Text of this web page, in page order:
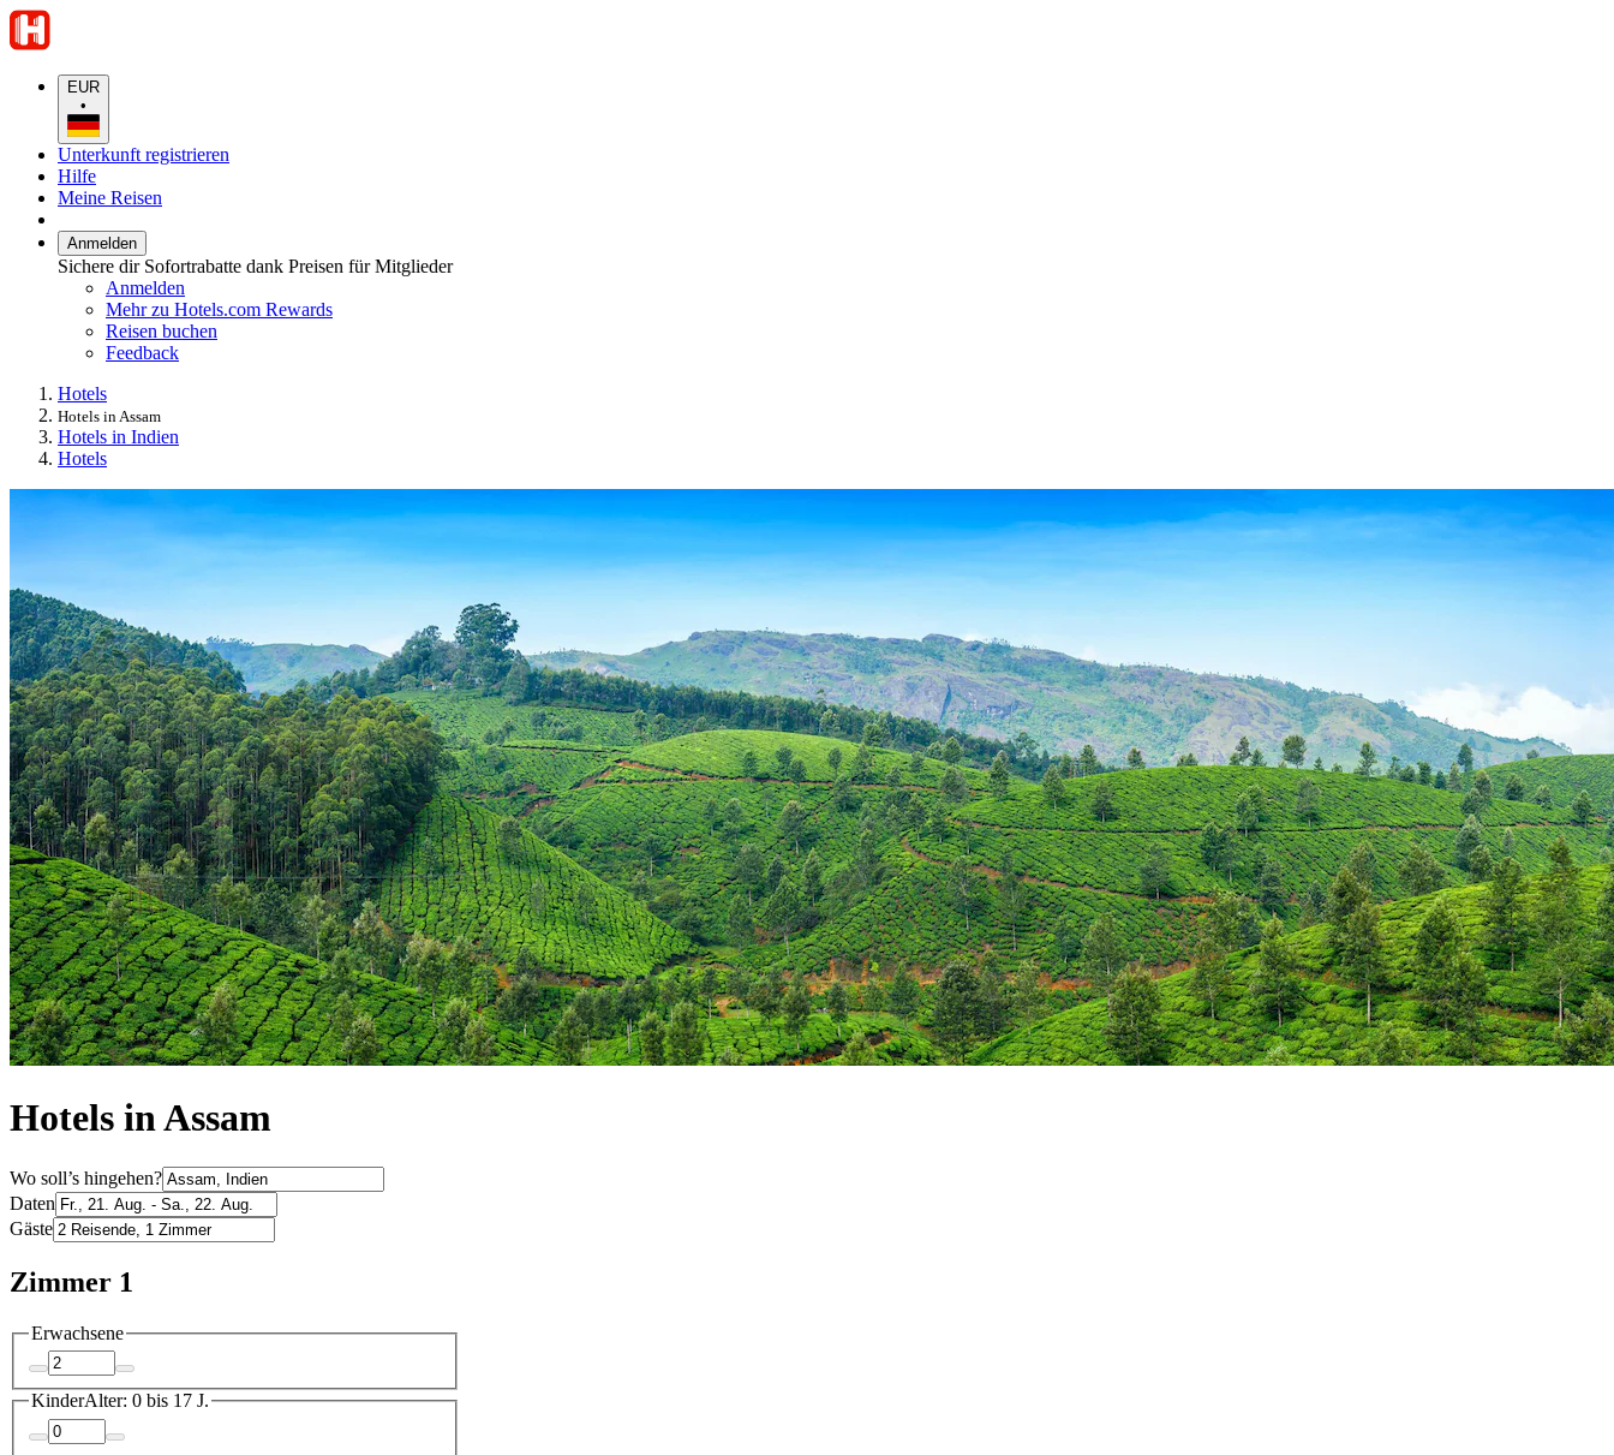
EUR
•
Unterkunft registrieren
Hilfe
Meine Reisen
Anmelden
Sichere dir Sofortrabatte dank Preisen für Mitglieder
Anmelden
Mehr zu Hotels.com Rewards
Reisen buchen
Feedback
Hotels
Hotels in Assam
Hotels in Indien
Hotels
Hotels in Assam
Wo soll’s hingehen?
Daten
Gäste
Zimmer 1
Erwachsene
KinderAlter: 0 bis 17 J.